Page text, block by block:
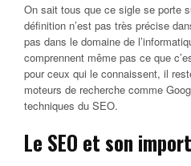
On sait tous que ce sigle se porte
définition n’est pas très précise
pas dans le domaine de
comprennent même pas ce que
pour ceux qui le connaissent, il
moteurs de recherche comme
techniques du SEO.
Le SEO et son